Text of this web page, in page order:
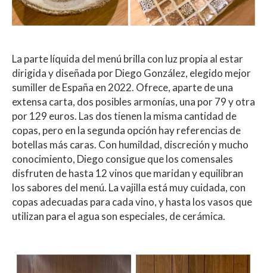
La parte líquida del menú brilla con luz propia al estar
dirigida y diseñada por Diego González, elegido mejor
sumiller de España en 2022. Ofrece, aparte de una
extensa carta, dos posibles armonías, una por 79 y otra
por 129 euros. Las dos tienen la misma cantidad de
copas, pero en la segunda opción hay referencias de
botellas más caras. Con humildad, discreción y mucho
conocimiento, Diego consigue que los comensales
disfruten de hasta 12 vinos que maridan y equilibran
los sabores del menú. La vajilla está muy cuidada, con
copas adecuadas para cada vino, y hasta los vasos que
utilizan para el agua son especiales, de cerámica.